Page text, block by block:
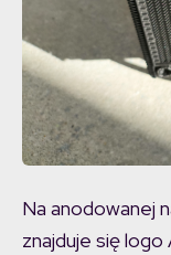
Na anodowanej
znajduje się logo